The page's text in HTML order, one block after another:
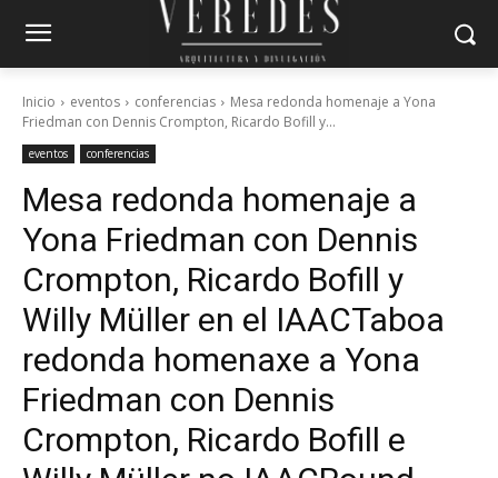
Inicio eventos conferencias
Mesa redonda homenaje a Yona
Friedman con Dennis Crompton, Ricardo Bofill y...
eventos conferencias
Mesa redonda homenaje a
Yona Friedman con Dennis
Crompton, Ricardo Bofill y
Willy Müller en el IAACTaboa
redonda homenaxe a Yona
Friedman con Dennis
Crompton, Ricardo Bofill e